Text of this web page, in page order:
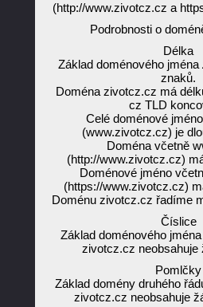
(http://www.zivotcz.cz a
Podrobnosti o
Délka
Základ doménového jména
znaků.
Doména zivotcz.cz má
cz TLD
Celé doménové
(www.zivotcz.cz) je
Doména včetně
(http://www.zivotcz.cz)
Doménové jméno
(https://www.zivotcz.cz)
Doménu zivotcz.cz řadíme
Číslice
Základ doménového
zivotcz.cz neobsahuje
Pomlčky
Základ domény druhého
zivotcz.cz neobsahuje